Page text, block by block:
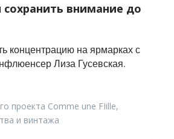
сохранить внимание до
концентрацию на ярмарках с
Лиза Гусевская.
проекта Comme une FIille,
и винтажа